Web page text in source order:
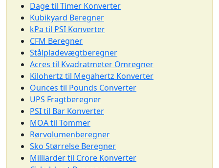
Dage til Timer Konverter
Kubikyard Beregner
kPa til PSI Konverter
CFM Beregner
Stålpladevægtberegner
Acres til Kvadratmeter Omregner
Kilohertz til Megahertz Konverter
Ounces til Pounds Converter
UPS Fragtberegner
PSI til Bar Konverter
MOA til Tommer
Rørvolumenberegner
Sko Størrelse Beregner
Milliarder til Crore Konverter